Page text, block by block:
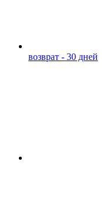
возврат - 30 дней